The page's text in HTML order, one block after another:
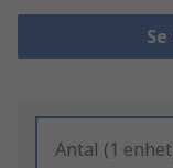
Antal (1